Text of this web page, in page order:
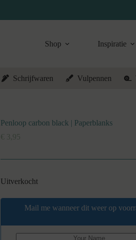
Shop Inspiratie
Schrijfwaren Vulpennen
Penloop carbon black | Paperblanks
€
3,95
Uitverkocht
Mail me wanneer dit weer op